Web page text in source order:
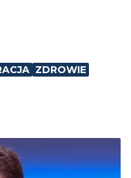
ZDROWIE